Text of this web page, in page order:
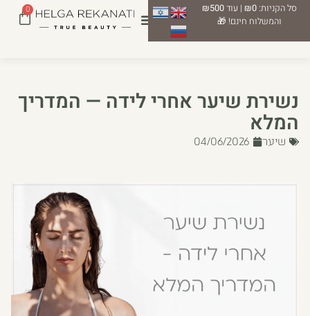
סל הקניות:₪0 | עוד₪500
והמשלוח חינם! 🎁
0
נשירת שיער אחרי לידה — המדריך
המלא
שיער 04/06/2026